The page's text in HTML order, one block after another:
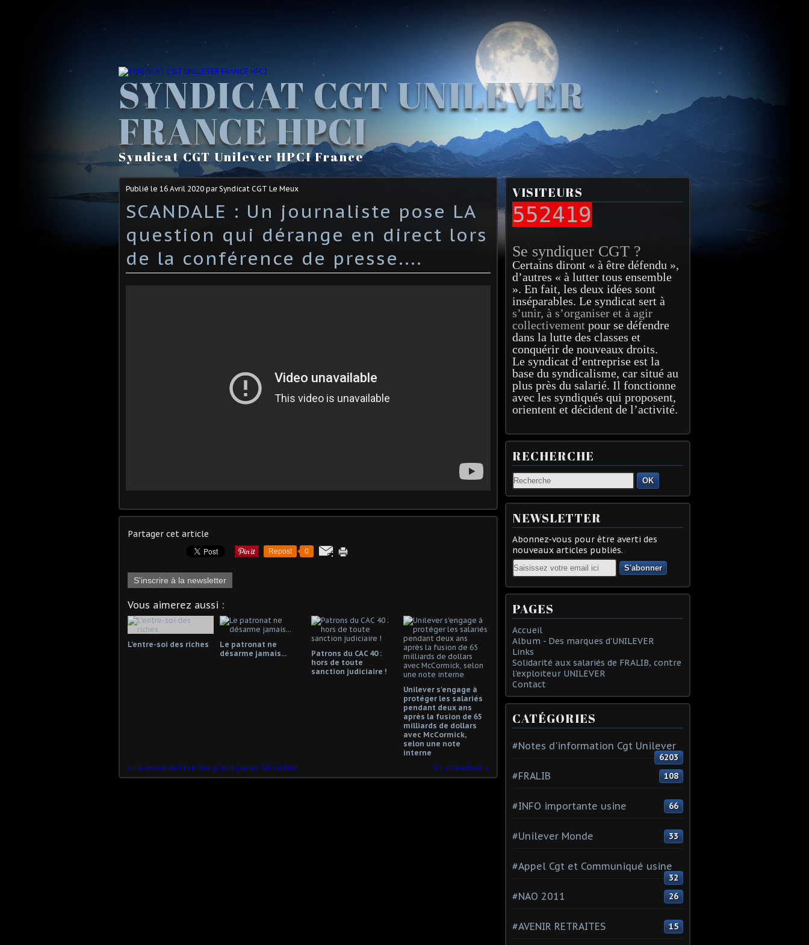
SYNDICAT CGT UNILEVER
FRANCE HPCI
Syndicat CGT Unilever HPCI France
Publié le 16 Avril 2020 par Syndicat CGT Le Meux
SCANDALE : Un journaliste pose LA
question qui dérange en direct lors
de la conférence de presse....
Partager cet article
Repost 0
S'inscrire à la newsletter
Vous aimerez aussi :
L'entre-soi des riches
Le patronat ne
désarme jamais...
Patrons du CAC 40 :
hors de toute
sanction judiciaire !
Unilever s'engage à
protéger les salariés
pendant deux ans
après la fusion de 65
milliards de dollars
avec McCormick,
selon une note
interne
Le documentaire des gilets jaunes de Crolles
En attendant
VISITEURS
552419
Se syndiquer CGT ?
Certains diront « à être défendu »,
d’autres « à lutter tous ensemble
». En fait, les deux idées sont
inséparables. Le syndicat sert à
s’unir, à s’organiser et à agir
collectivement pour se défendre
dans la lutte des classes et
conquérir de nouveaux droits.
Le syndicat d’entreprise est la
base du syndicalisme, car situé au
plus près du salarié. Il fonctionne
avec les syndiqués qui proposent,
orientent et décident de l’activité.
RECHERCHE
OK
NEWSLETTER
Abonnez-vous pour être averti des
nouveaux articles publiés.
Email
PAGES
Accueil
Album - Des marques d'UNILEVER
Links
Solidarité aux salariés de FRALIB, contre
l'exploiteur UNILEVER
Contact
CATÉGORIES
#Notes d'information Cgt Unilever
6203
#FRALIB 108
#INFO importante usine 66
#Unilever Monde 33
#Appel Cgt et Communiqué usine
32
#NAO 2011 26
#AVENIR RETRAITES 15